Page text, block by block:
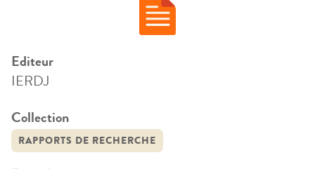
Editeur
IERDJ
Collection
RAPPORTS DE RECHERCHE